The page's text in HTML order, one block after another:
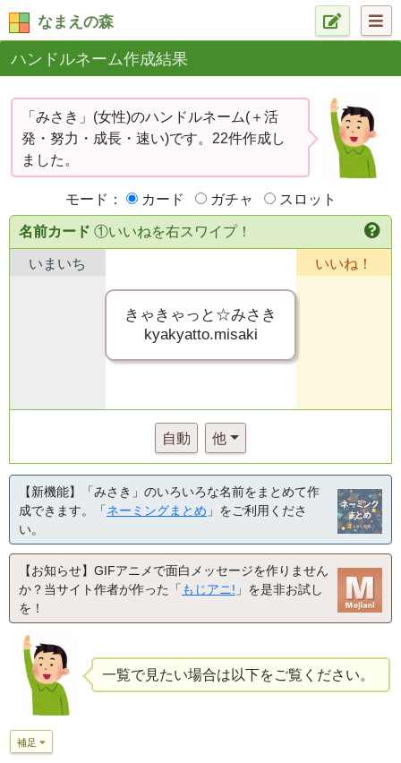
なまえの森
ハンドルネーム作成結果
「みさき」(女性)のハンドルネーム(＋活
発・努力・成長・速い)です。22件作成し
ました。
モード： カード ガチャ スロット
名前カード ①いいねを右スワイプ！
いまいち
きゃきゃっと☆みさき
kyakyatto.misaki
いいね！
自動 他
【新機能】「みさき」のいろいろな名前をまとめて作
成できます。「ネーミングまとめ 」をご利用くださ
い。
【お知らせ】GIFアニメで面白メッセージを作りません
か？当サイト作者が作った「 もじアニ! 」を是非お試し
を！
一覧で見たい場合は以下をご覧ください。
補足